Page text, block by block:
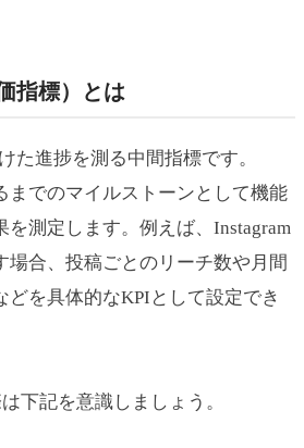
指標）とは
た進捗を測る中間指標です。
までのマイルストーンとして機能
を測定します。例えば、Instagram
場合、投稿ごとのリーチ数や月間
どを具体的なKPIとして設定でき
下記を意識しましょう。